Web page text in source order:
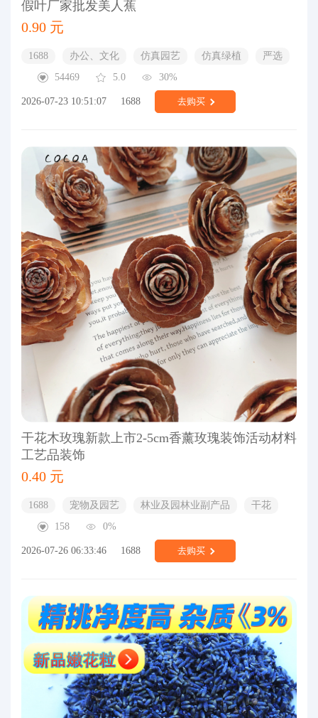
假叶厂家批发美人蕉
0.90 元
1688 办公、文化 仿真园艺 仿真绿植
严选
54469
5.0 30%
2026-07-23 10:51:07 1688 去购买
干花木玫瑰新款上市2-5cm香薰玫瑰装饰活动材料
工艺品装饰
0.40 元
1688 宠物及园艺 林业及园林业副产品
干花
158
0%
2026-07-26 06:33:46 1688 去购买